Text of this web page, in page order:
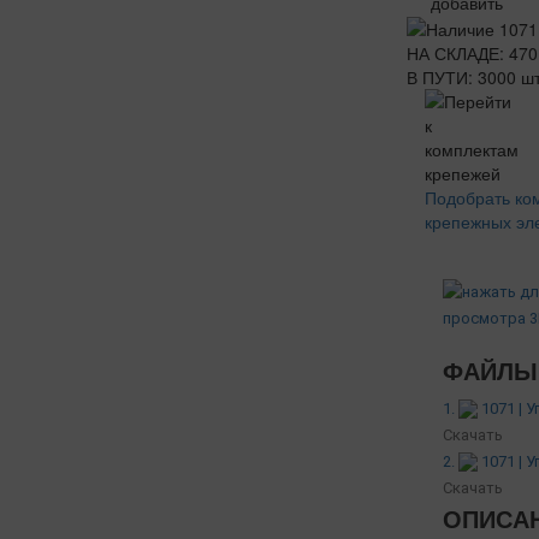
НА СКЛАДЕ:
В ПУТИ: 3000
Подобрать
крепежных
ФАЙЛЫ
1.
1071 |
Скачать
2.
1071 |
Скачать